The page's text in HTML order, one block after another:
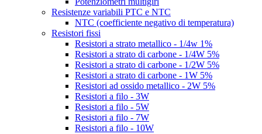
Resistenze variabili PTC e NTC
NTC (coefficiente negativo di temperatura)
Resistori fissi
Resistori a strato metallico - 1/4w 1%
Resistori a strato di carbone - 1/4W 5%
Resistori a strato di carbone - 1/2W 5%
Resistori a strato di carbone - 1W 5%
Resistori ad ossido metallico - 2W 5%
Resistori a filo - 3W
Resistori a filo - 5W
Resistori a filo - 7W
Resistori a filo - 10W